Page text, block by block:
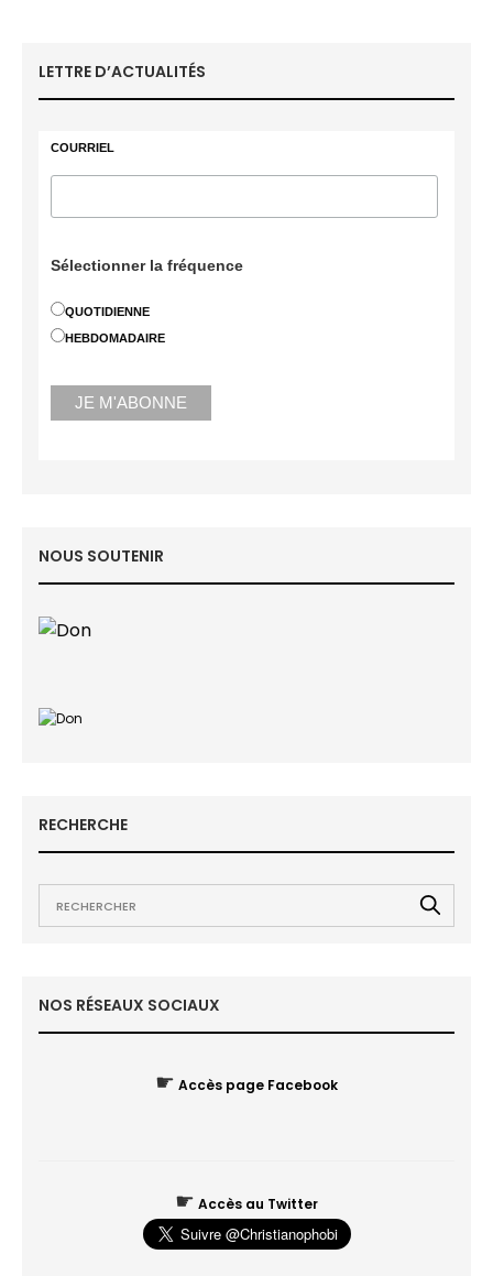
LETTRE D’ACTUALITÉS
COURRIEL
Sélectionner la fréquence
QUOTIDIENNE
HEBDOMADAIRE
NOUS SOUTENIR
RECHERCHE
NOS RÉSEAUX SOCIAUX
☛ Accès page Facebook
☛ Accès au Twitter